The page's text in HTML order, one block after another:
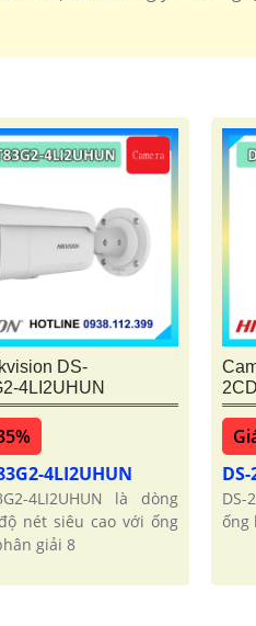
DS-
4LI2UHUN
4LI2UHUN
4LI2UHUN là dòng
nét siêu cao với ống
giải 8
ống